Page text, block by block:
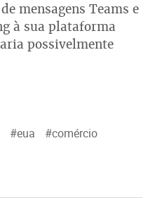
mensagens Teams e
à sua plataforma
possivelmente
#eua
#comércio